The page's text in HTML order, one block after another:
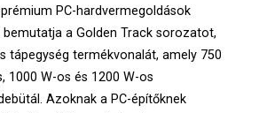
PC-hardvermegoldások
a Golden Track sorozatot,
tápegység termékvonalát, amely 750
1000 W-os és 1200 W-os
Azoknak a PC-építőknek